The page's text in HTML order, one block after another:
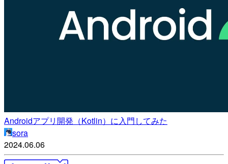
Androidアプリ開発（Kotlin）に入門してみた
sora
2024.06.06